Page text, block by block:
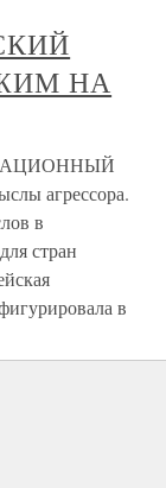
НА
агрессора.
в
стран
в